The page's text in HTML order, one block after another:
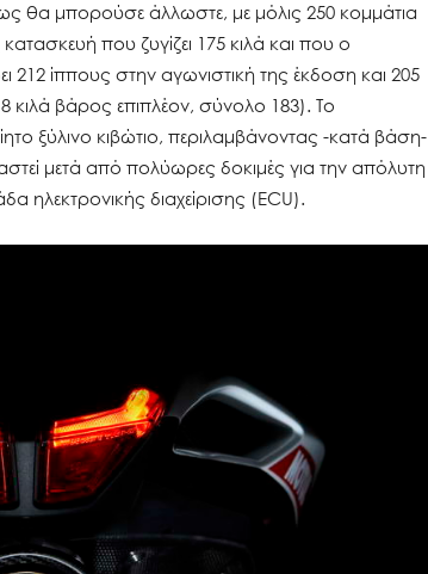
θα μπορούσε άλλωστε, με μόλις 250 κομμάτια
που ζυγίζει 175 κιλά και που ο
212 ίππους στην αγωνιστική της έκδοση και 205
κιλά βάρος επιπλέον, σύνολο 183). Το
ξύλινο κιβώτιο, περιλαμβάνοντας -κατά βάση-
μετά από πολύωρες δοκιμές για την απόλυτη
ηλεκτρονικής διαχείρισης (ECU).